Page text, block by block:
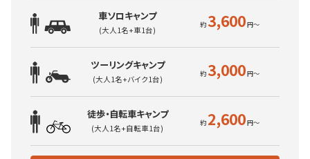
車ソロキャンプ
(大人1名+車1台) 3,600
ツーリングキャンプ
(大人1名+バイク1台) 3,000
徒歩・自転車キャンプ
(大人1名+自転車1台) 2,600